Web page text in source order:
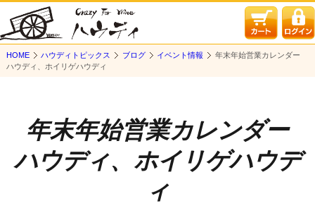
HOME ハウディトピックス ブログ イベント情報
年末年始営業カレンダー
ハウディ、ホイリゲハウディ
年末年始営業カレンダー
ハウディ、ホイリゲハウデ
ィ